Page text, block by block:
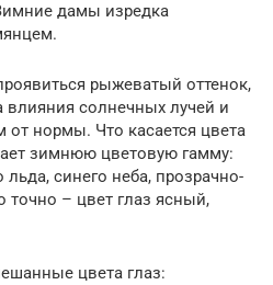
дамы изредка
рыжеватый оттенок,
влияния солнечных лучей и
от нормы. Что касается цвета
зимнюю цветовую гамму:
льда, синего неба, прозрачно-
– цвет глаз ясный,
цвета глаз: